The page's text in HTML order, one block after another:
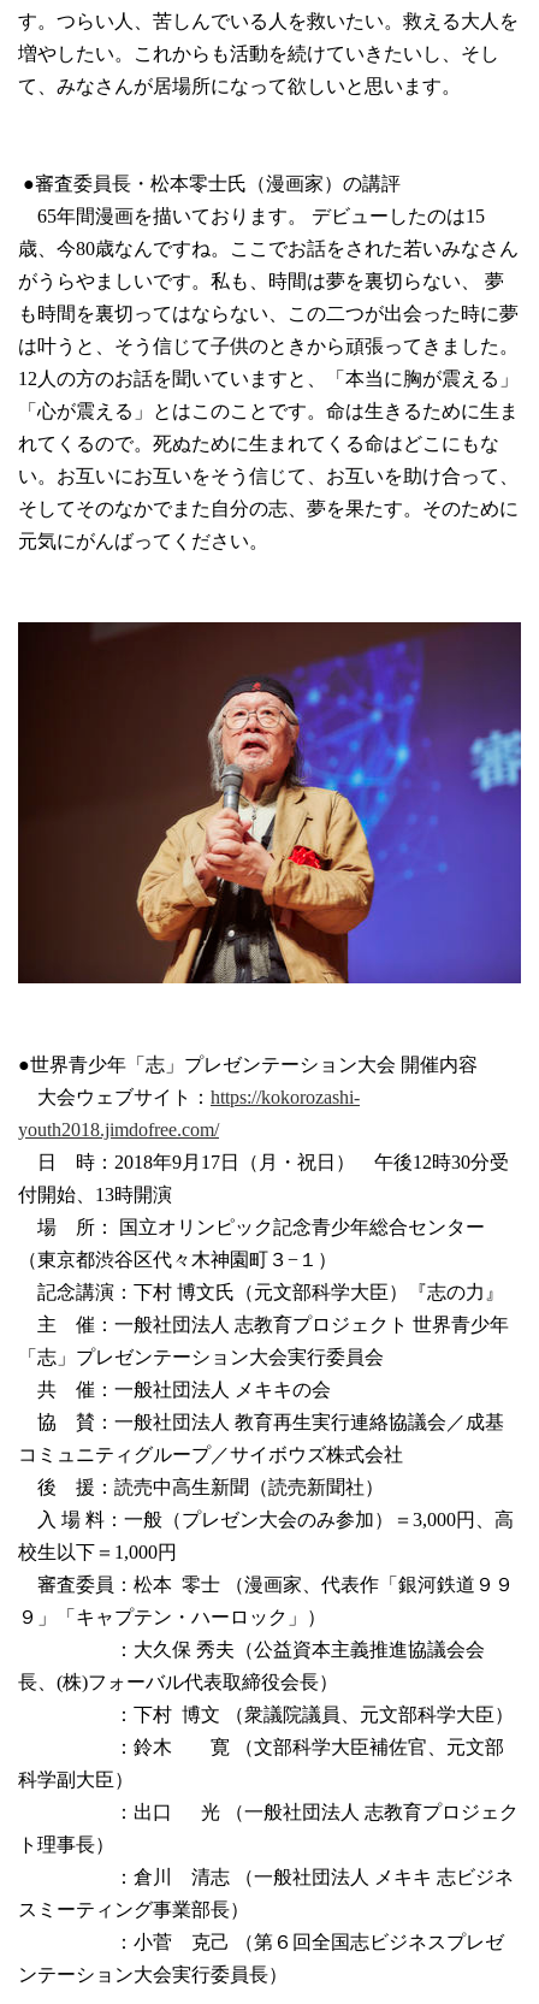
す。つらい人、苦しんでいる人を救いたい。救える大人を
増やしたい。これからも活動を続けていきたいし、そし
て、みなさんが居場所になって欲しいと思います。
●審査委員長・松本零士氏（漫画家）の講評
65年間漫画を描いております。 デビューしたのは15
歳、今80歳なんですね。ここでお話をされた若いみなさん
がうらやましいです。私も、時間は夢を裏切らない、 夢
も時間を裏切ってはならない、この二つが出会った時に夢
は叶うと、そう信じて子供のときから頑張ってきました。
12人の方のお話を聞いていますと、「本当に胸が震える」
「心が震える」とはこのことです。命は生きるために生ま
れてくるので。死ぬために生まれてくる命はどこにもな
い。お互いにお互いをそう信じて、お互いを助け合って、
そしてそのなかでまた自分の志、夢を果たす。そのために
元気にがんばってください。
●世界青少年「志」プレゼンテーション大会 開催内容
大会ウェブサイト： https://kokorozashi-
youth2018.jimdofree.com/
日 時：2018年9月17日（月・祝日） 午後12時30分受
付開始、13時開演
場 所： 国立オリンピック記念青少年総合センター
（東京都渋谷区代々木神園町３−１）
記念講演：下村 博文氏（元文部科学大臣）『志の力』
主 催：一般社団法人 志教育プロジェクト 世界青少年
「志」プレゼンテーション大会実行委員会
共 催：一般社団法人 メキキの会
協 賛：一般社団法人 教育再生実行連絡協議会／成基
コミュニティグループ／サイボウズ株式会社
後 援：読売中高生新聞（読売新聞社）
入 場 料：一般（プレゼン大会のみ参加）＝3,000円、高
校生以下＝1,000円
審査委員：松本 零士 （漫画家、代表作「銀河鉄道９９
９」「キャプテン・ハーロック」）
：大久保 秀夫（公益資本主義推進協議会会
長、(株)フォーバル代表取締役会長）
：下村 博文 （衆議院議員、元文部科学大臣）
：鈴木 寛 （文部科学大臣補佐官、元文部
科学副大臣）
：出口 光 （一般社団法人 志教育プロジェク
ト理事長）
：倉川 清志 （一般社団法人 メキキ 志ビジネ
スミーティング事業部長）
：小菅 克己 （第６回全国志ビジネスプレゼ
ンテーション大会実行委員長）